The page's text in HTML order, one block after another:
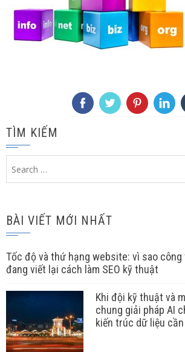
TÌM KIẾM
BÀI VIẾT MỚI NHẤT
Tốc độ và thứ hạng website: vì sao công
đang viết lại cách làm SEO kỹ thuật
Khi đội kỹ thuật và
chung giải pháp AI
kiến trúc dữ liệu